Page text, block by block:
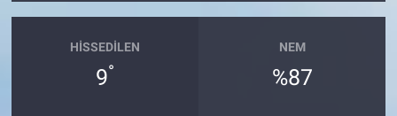
HISSEDILEN
9°
NEM
%87